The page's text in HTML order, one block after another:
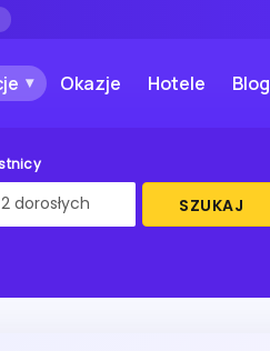
Okazje Hotele Blog
SZUKAJ